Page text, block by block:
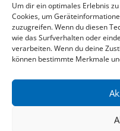
Um dir ein optimales Erlebnis
Cookies, um
zuzugreifen. Wenn du diesen
wie das Surfverhalten oder
verarbeiten. Wenn du deine
können bestimmte Merkmale
Diese Maßnahme wird